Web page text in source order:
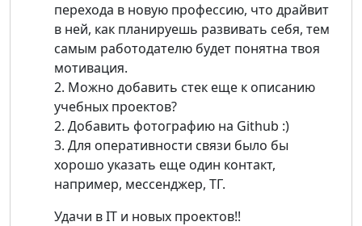
перехода в новую профессию, что драйвит
в ней, как планируешь развивать себя, тем
самым работодателю будет понятна твоя
мотивация.
2. Можно добавить стек еще к описанию
учебных проектов?
2. Добавить фотографию на Github :)
3. Для оперативности связи было бы
хорошо указать еще один контакт,
например, мессенджер, ТГ.
Удачи в IT и новых проектов!!